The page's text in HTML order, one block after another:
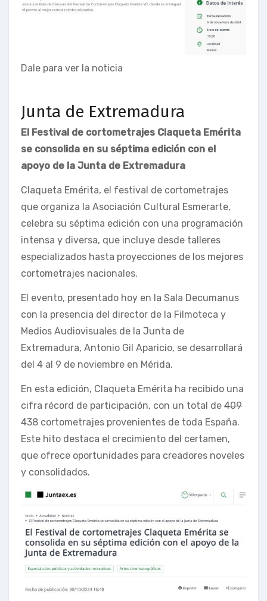
Dale para ver la noticia
Junta de Extremadura
El Festival de cortometrajes Claqueta Emérita
se consolida en su séptima edición con el
apoyo de la Junta de Extremadura
Claqueta Emérita, el festival de cortometrajes
que organiza la Asociación Cultural Esmerarte,
celebra su séptima edición con una programación
intensa y diversa, que incluye desde talleres
especializados hasta proyecciones de los mejores
cortometrajes nacionales.
El evento, presentado hoy en la Sala Decumanus
con la presencia del director de la Filmoteca y
Medios Audiovisuales de la Junta de
Extremadura, Antonio Gil Aparicio, se desarrollará
del 4 al 9 de noviembre en Mérida.
En esta edición, Claqueta Emérita ha recibido una
cifra récord de participación, con un total de 409
438 cortometrajes provenientes de toda España.
Este hito destaca el crecimiento del certamen,
que ofrece oportunidades para creadores noveles
y consolidados.